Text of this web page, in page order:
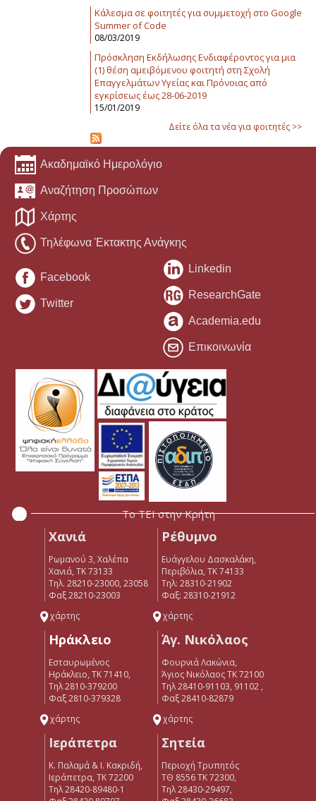
Κάλεσμα σε φοιτητές για συμμετοχή στο Google
Summer of Code
08/03/2019
Πρόσκληση Εκδήλωσης Ενδιαφέροντος για μια
(1) θέση αμειβόμενου φοιτητή στη Σχολή
Επαγγελμάτων Υγείας και Πρόνοιας από
εγκρίσεως έως 28-06-2019
15/01/2019
Δείτε όλα τα νέα για φοιτητές >>
Ακαδημαϊκό Ημερολόγιο
Αναζήτηση Προσώπων
Χάρτης
Τηλέφωνα Έκτακτης Ανάγκης
Facebook
Twitter
Linkedin
ResearchGate
Academia.edu
Επικοινωνία
Το ΤΕΙ στην Κρήτη
Χανιά
Ρωμανού 3, Χαλέπα
Χανιά, ΤΚ 73133
Τηλ. 28210-23000, 23058
Φαξ 28210-23003
χάρτης
Ρέθυμνο
Ευάγγελου Δασκαλάκη,
Περιβόλια, ΤΚ 74133
Tηλ: 28310-21902
Φαξ: 28310-21912
χάρτης
Ηράκλειο
Εσταυρωμένος
Ηράκλειο, ΤΚ 71410,
Τηλ 2810-379200
Φαξ 2810-379328
χάρτης
Άγ. Νικόλαος
Φουρνιά Λακώνια,
Άγιος Νικόλαος ΤΚ 72100
Τηλ 28410-91103, 91102 ,
Φαξ 28410-82879
χάρτης
Ιεράπετρα
Κ. Παλαμά & Ι. Κακριδή,
Ιεράπετρα, ΤΚ 72200
Tηλ 28420-89480-1
Σητεία
Περιοχή Τρυπητός
ΤΘ 8556 ΤΚ 72300,
Τηλ 28430-29497,